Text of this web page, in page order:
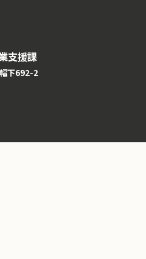
支援課
下692-2